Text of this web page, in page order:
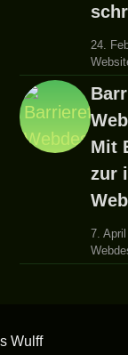
24.
Mit
zur
7.
Wulff